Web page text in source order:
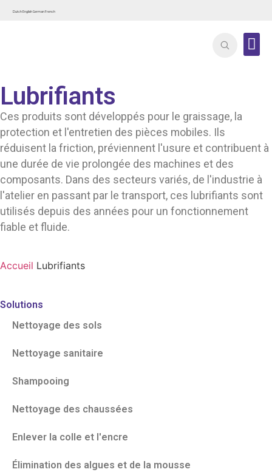
Dutch English German French
Lubrifiants
Ces produits sont développés pour le graissage, la
protection et l'entretien des pièces mobiles. Ils
réduisent la friction, préviennent l'usure et contribuent à
une durée de vie prolongée des machines et des
composants. Dans des secteurs variés, de l'industrie à
l'atelier en passant par le transport, ces lubrifiants sont
utilisés depuis des années pour un fonctionnement
fiable et fluide.
Accueil Lubrifiants
Solutions
Nettoyage des sols
Nettoyage sanitaire
Shampooing
Nettoyage des chaussées
Enlever la colle et l'encre
Élimination des algues et de la mousse